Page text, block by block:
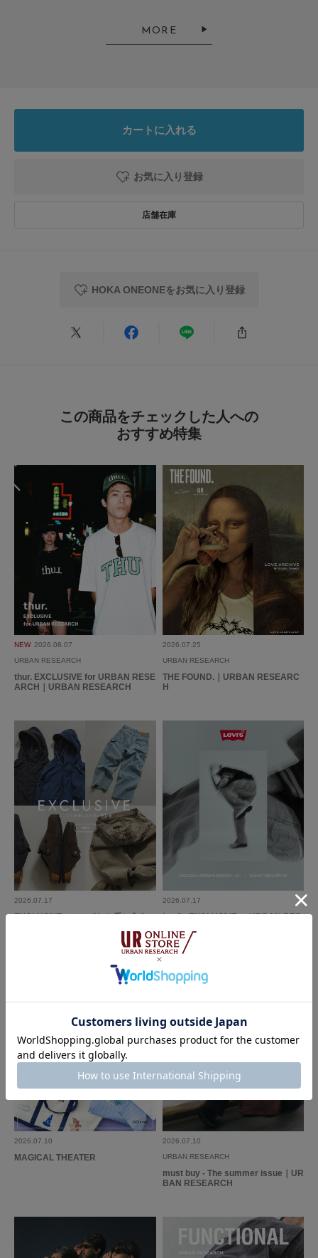
MORE
カートに入れる
お気に入り登録
HOKA ONEONEをお気に入り登録
この商品をチェックした人への
おすすめ特集
NEW 2026.08.07
URBAN RESEARCH
thur. EXCLUSIVE for URBAN RESE
ARCH｜URBAN RESEARCH
2026.07.25
URBAN RESEARCH
THE FOUND.｜URBAN RESEARC
H
2026.07.17
EXCLUSIVE ここでしか手に入ら
2026.07.17
Levi's EXCLUSIVE at URBAN RES
2026.07.10
MAGICAL THEATER
2026.07.10
URBAN RESEARCH
must buy - The summer issue｜UR
BAN RESEARCH